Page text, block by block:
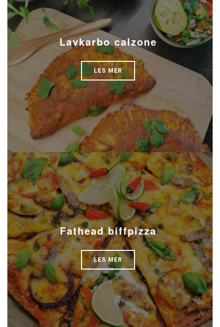
Lavkarbo calzone
LES MER
Fathead biffpizza
LES MER